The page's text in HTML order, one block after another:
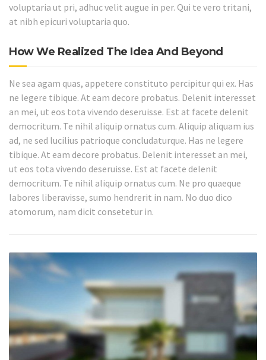
voluptaria ut pri, adhuc velit augue in per. Qui te vero tritani,
at nibh epicuri voluptaria quo.
How We Realized The Idea And Beyond
Ne sea agam quas, appetere constituto percipitur qui ex. Has
ne legere tibique. At eam decore probatus. Delenit interesset
an mei, ut eos tota vivendo deseruisse. Est at facete delenit
democritum. Te nihil aliquip ornatus cum. Aliquip aliquam ius
ad, ne sed lucilius patrioque concludaturque. Has ne legere
tibique. At eam decore probatus. Delenit interesset an mei,
ut eos tota vivendo deseruisse. Est at facete delenit
democritum. Te nihil aliquip ornatus cum. Ne pro quaeque
labores liberavisse, sumo hendrerit in nam. No duo dico
atomorum, nam dicit consetetur in.